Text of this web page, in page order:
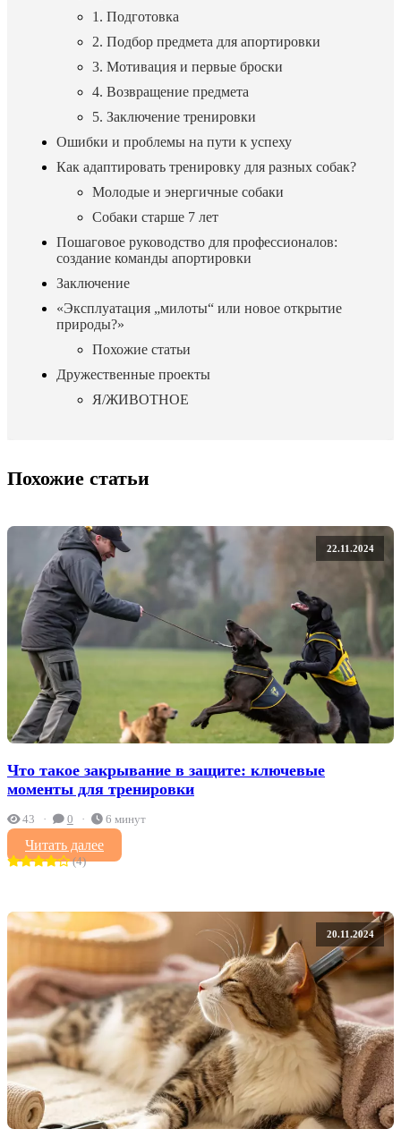
1. Подготовка
2. Подбор предмета для апортировки
3. Мотивация и первые броски
4. Возвращение предмета
5. Заключение тренировки
Ошибки и проблемы на пути к успеху
Как адаптировать тренировку для разных собак?
Молодые и энергичные собаки
Собаки старше 7 лет
Пошаговое руководство для профессионалов:
создание команды апортировки
Заключение
«Эксплуатация „милоты“ или новое открытие
природы?»
Похожие статьи
Дружественные проекты
Я/ЖИВОТНОЕ
Похожие статьи
22.11.2024
Что такое закрывание в защите: ключевые
моменты для тренировки
43 0 6 минут
Читать далее
(4)
20.11.2024